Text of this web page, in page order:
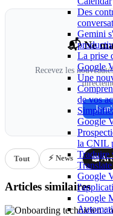
Des
Gemini
La prise
Google
Une
de vos
Google
la CNIL
Traduire
Translate
Google
Google
📬 Ne
Recevez les
Je
Tout ⚡ News 📖
Articles similaires